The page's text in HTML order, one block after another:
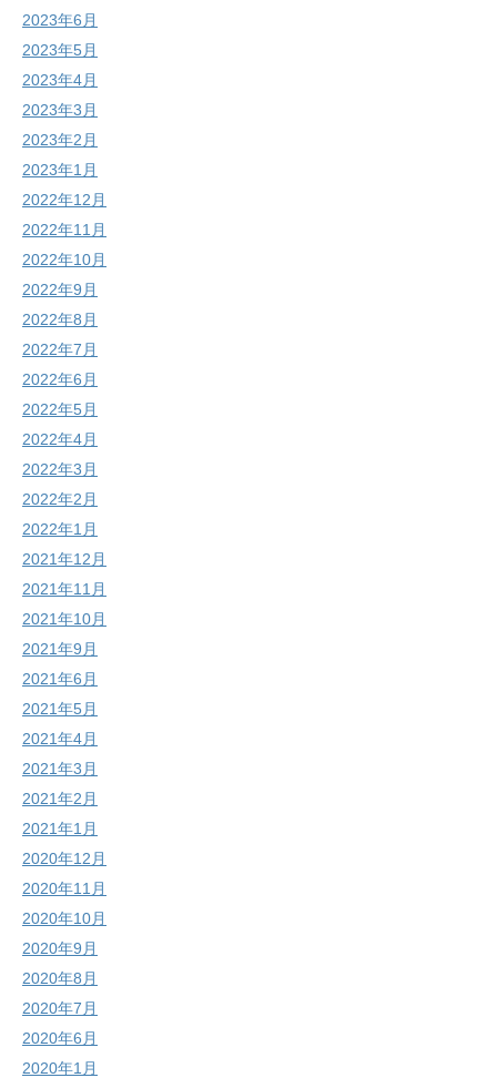
2023年6月
2023年5月
2023年4月
2023年3月
2023年2月
2023年1月
2022年12月
2022年11月
2022年10月
2022年9月
2022年8月
2022年7月
2022年6月
2022年5月
2022年4月
2022年3月
2022年2月
2022年1月
2021年12月
2021年11月
2021年10月
2021年9月
2021年6月
2021年5月
2021年4月
2021年3月
2021年2月
2021年1月
2020年12月
2020年11月
2020年10月
2020年9月
2020年8月
2020年7月
2020年6月
2020年1月